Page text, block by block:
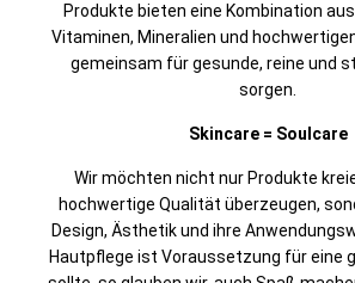
Produkte bieten eine Kombination
Vitaminen, Mineralien und
gemeinsam für gesunde, reine und
sorgen.
Skincare = Soulcare
Wir möchten nicht nur Produkte
hochwertige Qualität überzeugen,
Design, Ästhetik und ihre
Hautpflege ist Voraussetzung für eine